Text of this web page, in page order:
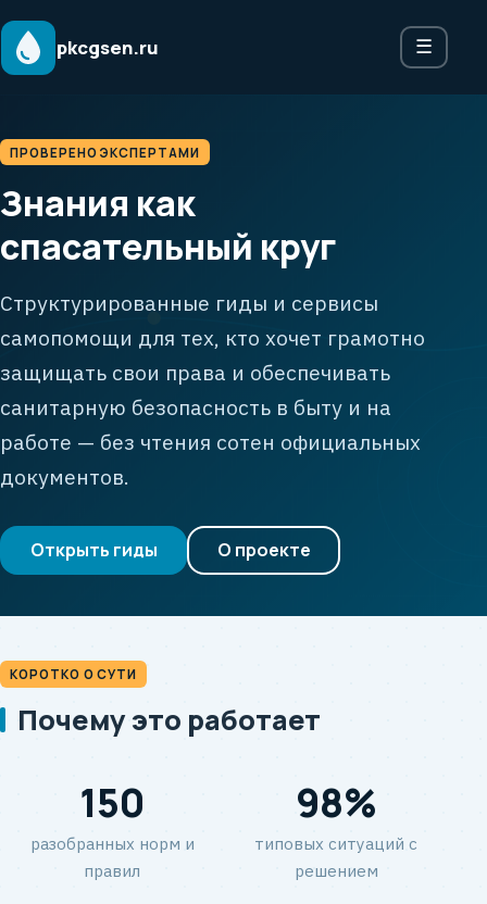
pkcgsen.ru ☰
ПРОВЕРЕНО ЭКСПЕРТАМИ
Знания как
спасательный круг
Структурированные гиды и сервисы
самопомощи для тех, кто хочет грамотно
защищать свои права и обеспечивать
санитарную безопасность в быту и на
работе — без чтения сотен официальных
документов.
Открыть гиды О проекте
КОРОТКО О СУТИ
Почему это работает
150
разобранных норм и
правил
98%
типовых ситуаций с
решением